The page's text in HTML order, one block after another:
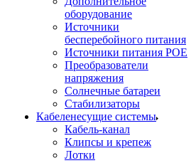
оборудование
Источники
бесперебойного питания
Источники питания POE
Преобразователи
напряжения
Солнечные батареи
Стабилизаторы
Кабеленесущие системы
Кабель-канал
Клипсы и крепеж
Лотки